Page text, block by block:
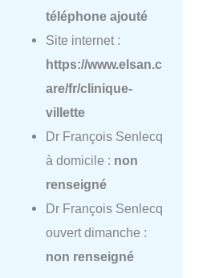
téléphone ajouté
Site internet :
https://www.elsan.c
are/fr/clinique-
villette
Dr François Senlecq
à domicile : non
renseigné
Dr François Senlecq
ouvert dimanche :
non renseigné